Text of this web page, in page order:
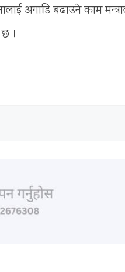
अगाडि बढाउने काम
।